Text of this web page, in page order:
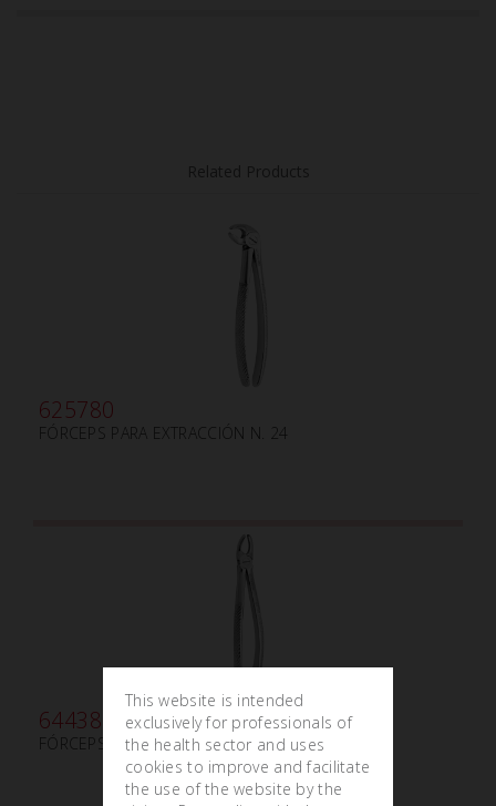
625780
FÓRCEPS PARA EXTRACCIÓN N. 24
644380
FÓRCEPS PARA EXTRACCIÓN PEDIÁTRICOS N. 39
This website is intended
exclusively for professionals of
the health sector and uses
cookies to improve and facilitate
the use of the website by the